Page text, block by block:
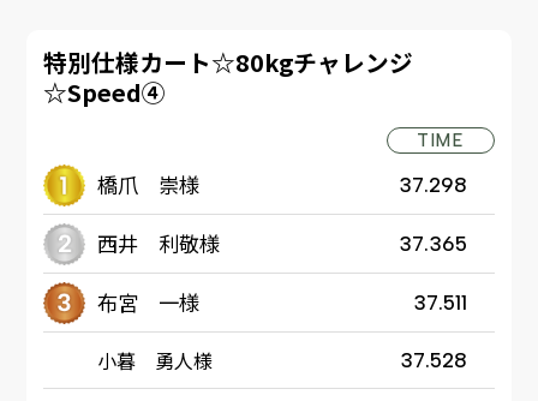
特別仕様カート☆80kgチャレンジ
☆Speed④
TIME
橋爪 崇様 37.298
西井 利敬様 37.365
布宮 一様 37.511
小暮 勇人様 37.528